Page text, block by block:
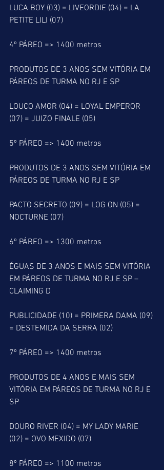
LUCA BOY (03) = LIVEORDIE (04) = LA
PETITE LILI (07)
4º PÁREO => 1400 metros
PRODUTOS DE 3 ANOS SEM VITÓRIA EM
PÁREOS DE TURMA NO RJ E SP
LOUCO AMOR (04) = LOYAL EMPEROR
(07) = JUIZO FINALE (05)
5º PÁREO => 1400 metros
PRODUTOS DE 3 ANOS SEM VITÓRIA EM
PÁREOS DE TURMA NO RJ E SP
PACTO SECRETO (09) = LOG ON (05) =
NOCTURNE (07)
6º PÁREO => 1300 metros
ÉGUAS DE 3 ANOS E MAIS SEM VITÓRIA
EM PÁREOS DE TURMA NO RJ E SP –
CLAIMING D
PUBLICIDADE (10) = PRIMERA DAMA (09)
= DESTEMIDA DA SERRA (02)
7º PÁREO => 1400 metros
PRODUTOS DE 4 ANOS E MAIS SEM
VITÓRIA EM PÁREOS DE TURMA NO RJ E
SP
DOURO RIVER (04) = MY LADY MARIE
(02) = OVO MEXIDO (07)
8º PÁREO => 1100 metros